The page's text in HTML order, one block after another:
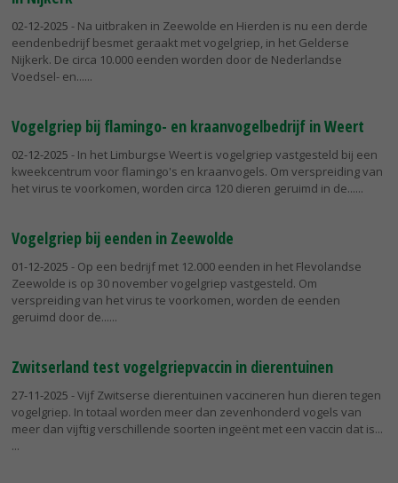
02-12-2025 - Na uitbraken in Zeewolde en Hierden is nu een derde
eendenbedrijf besmet geraakt met vogelgriep, in het Gelderse
Nijkerk. De circa 10.000 eenden worden door de Nederlandse
Voedsel- en...
Vogelgriep bij flamingo- en kraanvogelbedrijf in Weert
02-12-2025 - In het Limburgse Weert is vogelgriep vastgesteld bij een
kweekcentrum voor flamingo's en kraanvogels. Om verspreiding van
het virus te voorkomen, worden circa 120 dieren geruimd in de...
Vogelgriep bij eenden in Zeewolde
01-12-2025 - Op een bedrijf met 12.000 eenden in het Flevolandse
Zeewolde is op 30 november vogelgriep vastgesteld. Om
verspreiding van het virus te voorkomen, worden de eenden
geruimd door de...
Zwitserland test vogelgriepvaccin in dierentuinen
27-11-2025 - Vijf Zwitserse dierentuinen vaccineren hun dieren tegen
vogelgriep. In totaal worden meer dan zevenhonderd vogels van
meer dan vijftig verschillende soorten ingeënt met een vaccin dat is...